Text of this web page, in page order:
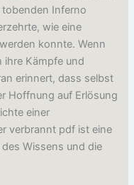
Inferno
wie eine
konnte. Wenn
ihre Kämpfe und
erinnert, dass selbst
Hoffnung auf Erlösung
einer
verbrannt pdf ist eine
Wissens und die